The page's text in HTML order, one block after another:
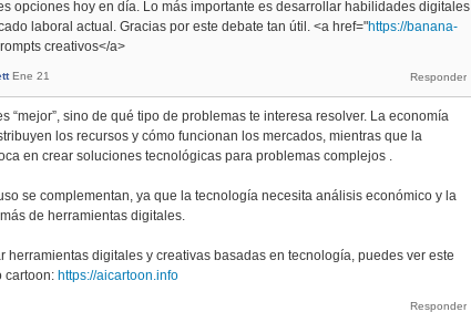
opciones hoy en día. Lo más importante es desarrollar habilidades digitales
laboral actual. Gracias por este debate tan útil. <a href="https://banana-
creativos</a>
Ene 21
“mejor”, sino de qué tipo de problemas te interesa resolver. La economía
los recursos y cómo funcionan los mercados, mientras que la
en crear soluciones tecnológicas para problemas complejos .
se complementan, ya que la tecnología necesita análisis económico y la
de herramientas digitales.
herramientas digitales y creativas basadas en tecnología, puedes ver este
cartoon: https://aicartoon.info